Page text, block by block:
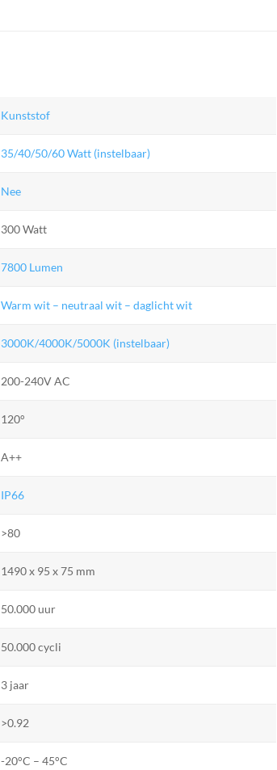
Kunststof
35/40/50/60 Watt (instelbaar)
Nee
300 Watt
7800 Lumen
Warm wit – neutraal wit – daglicht wit
3000K/4000K/5000K (instelbaar)
200-240V AC
120°
A++
IP66
>80
1490 x 95 x 75 mm
50.000 uur
50.000 cycli
3 jaar
>0.92
-20°C – 45°C